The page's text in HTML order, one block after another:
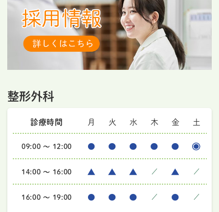
整形外科
診療時間 月 火 水 木 金 土
09:00 ～ 12:00
14:00 ～ 16:00 ／ ／
16:00 ～ 19:00 ／ ／